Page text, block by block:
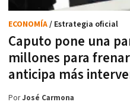
Caputo pone una
millones para
anticipa más
ECONOMÍA/ Estrategia oficial
PorJosé Carmona